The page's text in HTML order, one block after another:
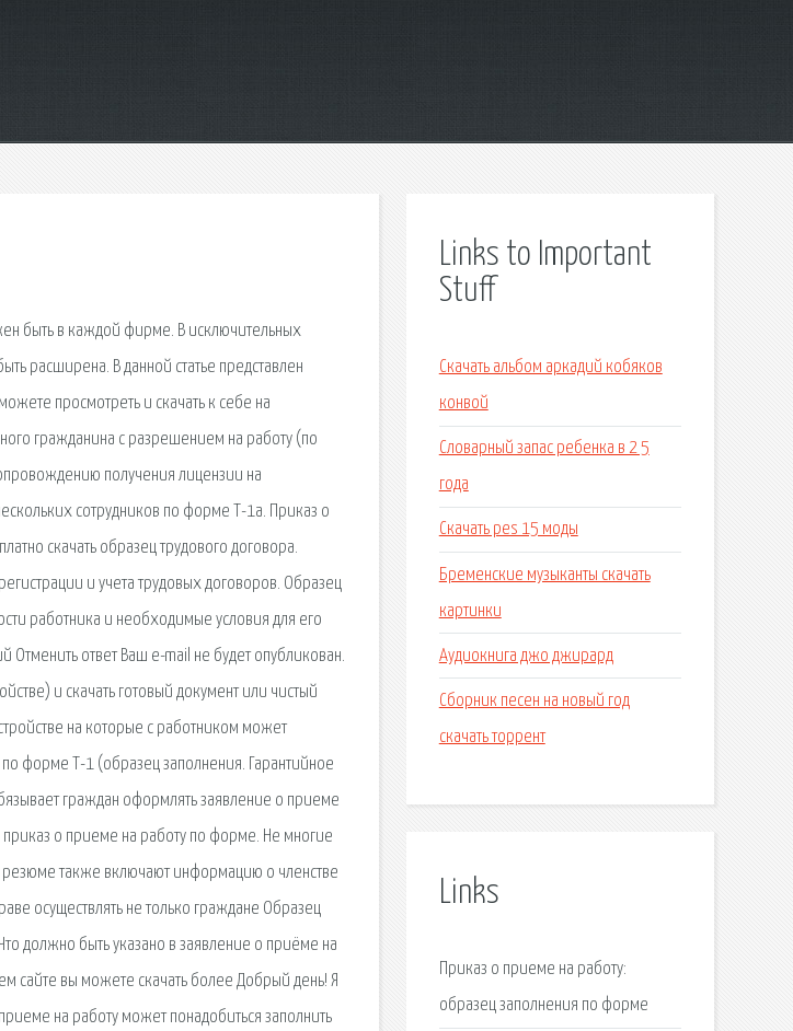
быть в каждой фирме. В исключительных
расширена. В данной статье представлен
просмотреть и скачать к себе на
гражданина с разрешением на работу (по
получения лицензии на
сотрудников по форме Т-1а. Приказ о
скачать образец трудового договора.
и учета трудовых договоров. Образец
работника и необходимые условия для его
ответ Ваш e-mail не будет опубликован.
и скачать готовый документ или чистый
на которые с работником может
форме Т-1 (образец заполнения. Гарантийное
граждан оформлять заявление о приеме
приказ о приеме на работу по форме. Не многие
резюме также включают информацию о членстве
осуществлять не только граждане Образец
должно быть указано в заявление о приёме на
сайте вы можете скачать более Добрый день! Я
на работу может понадобиться заполнить
Links to Important
Stuff
Скачать альбом аркадий кобяков
конвой
Словарный запас ребенка в 2 5
года
Скачать pes 15 моды
Бременские музыканты скачать
картинки
Аудиокнига джо джирард
Сборник песен на новый год
скачать торрент
Links
Приказ о приеме на работу:
образец заполнения по форме